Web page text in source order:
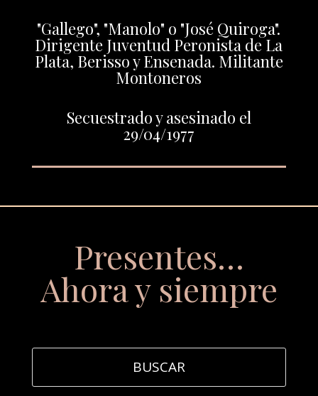
"Gallego", "Manolo" o "José Quiroga".
Dirigente Juventud Peronista de La
Plata, Berisso y Ensenada. Militante
Montoneros
Secuestrado y asesinado el
29/04/1977
Presentes…
Ahora y siempre